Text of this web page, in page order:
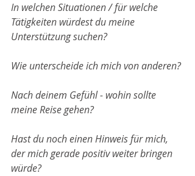
In welchen Situationen / für welche
Tätigkeiten würdest du meine
Unterstützung suchen?
Wie unterscheide ich mich von anderen?
Nach deinem Gefühl - wohin sollte
meine Reise gehen?
Hast du noch einen Hinweis für mich,
der mich gerade positiv weiter bringen
würde?